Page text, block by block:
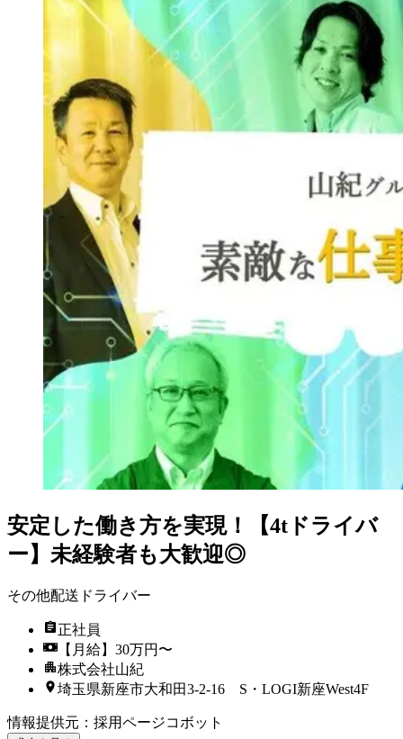
安定した働き方を実現！【4tドライバ
ー】未経験者も大歓迎◎
その他配送ドライバー
正社員
【月給】30万円〜
株式会社山紀
埼玉県新座市大和田3-2-16 S・LOGI新座West4F
情報提供元 ： 採用ページコボット